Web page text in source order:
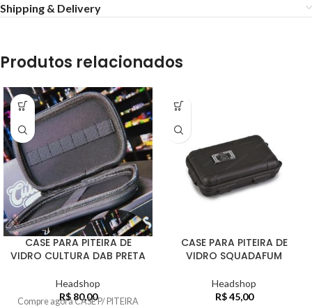
Shipping & Delivery
Produtos relacionados
CASE PARA PITEIRA DE
VIDRO CULTURA DAB PRETA
Headshop
R$80,00
Compre agora CASE P/ PITEIRA
CASE PARA PITEIRA DE
VIDRO SQUADAFUM
Headshop
R$45,00